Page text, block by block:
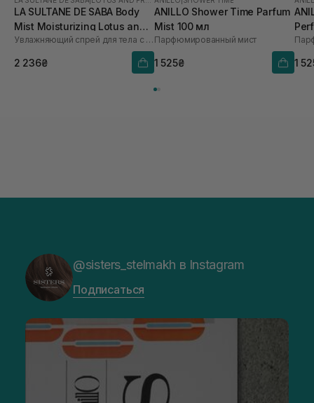
LA SULTANE DE SABA Body
Mist Moisturizing Lotus and
Frangipani Flower 200 мл
Увлажняющий спрей для тела с ароматом лотоса и франжипани
2 236₴
ANILLO Shower Time Parfum
Mist 100 мл
Парфюмированный мист
1 525₴ 1
@sisters_stelmakh в Instagram
Подписаться